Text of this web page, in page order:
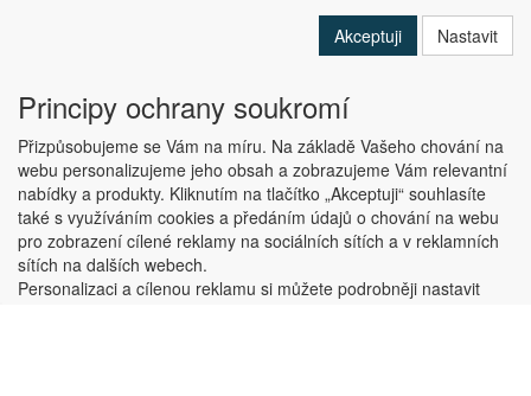
Copyright © ABRA Software a.s. 2019
Akceptuji Nastavit
Principy ochrany soukromí
Přizpůsobujeme se Vám na míru. Na základě Vašeho chování na
webu personalizujeme jeho obsah a zobrazujeme Vám relevantní
nabídky a produkty. Kliknutím na tlačítko „Akceptuji“ souhlasíte
také s využíváním cookies a předáním údajů o chování na webu
pro zobrazení cílené reklamy na sociálních sítích a v reklamních
sítích na dalších webech.
Personalizaci a cílenou reklamu si můžete podrobněji nastavit